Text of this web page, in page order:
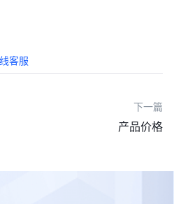
客服
下一篇
产品价格